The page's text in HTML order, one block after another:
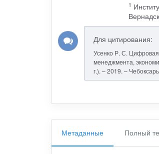
1
Для цитирования:
Усенко Р. С.
менеджмента,
г.). – 2019. –
Метаданные Полный